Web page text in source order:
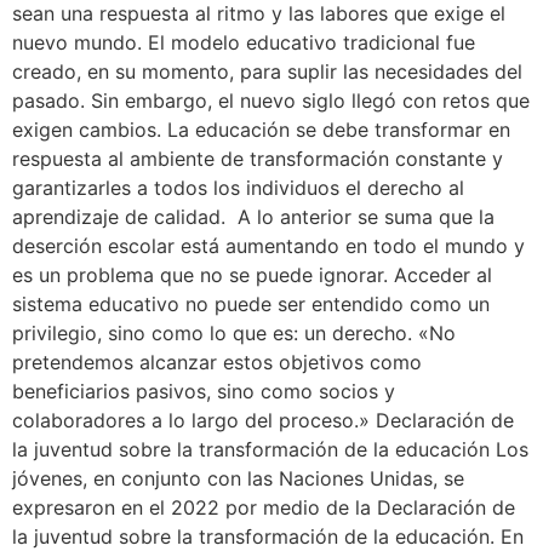
sean una respuesta al ritmo y las labores que exige el
nuevo mundo. El modelo educativo tradicional fue
creado, en su momento, para suplir las necesidades del
pasado. Sin embargo, el nuevo siglo llegó con retos que
exigen cambios. La educación se debe transformar en
respuesta al ambiente de transformación constante y
garantizarles a todos los individuos el derecho al
aprendizaje de calidad. A lo anterior se suma que la
deserción escolar está aumentando en todo el mundo y
es un problema que no se puede ignorar. Acceder al
sistema educativo no puede ser entendido como un
privilegio, sino como lo que es: un derecho. «No
pretendemos alcanzar estos objetivos como
beneficiarios pasivos, sino como socios y
colaboradores a lo largo del proceso.» Declaración de
la juventud sobre la transformación de la educación Los
jóvenes, en conjunto con las Naciones Unidas, se
expresaron en el 2022 por medio de la Declaración de
la juventud sobre la transformación de la educación. En